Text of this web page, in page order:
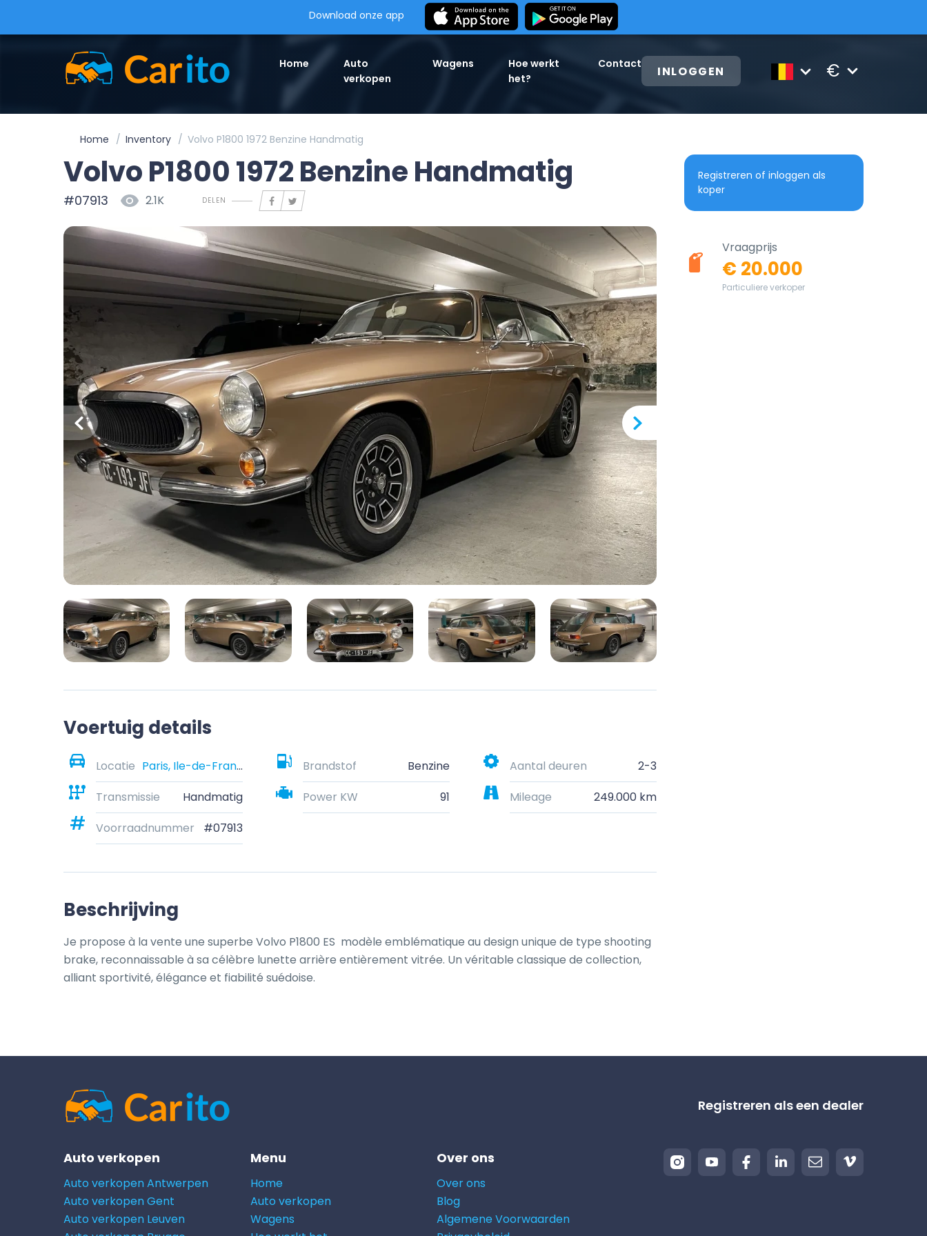
Download onze app
Home
Auto
verkopen
Wagens
Hoe werkt
het?
Contact INLOGGEN €
Home Inventory Volvo P1800 1972 Benzine Handmatig
Volvo P1800 1972 Benzine Handmatig
#07913 2.1K DELEN
Voertuig details
Locatie Paris, Ile-de-France, France Brandstof Benzine Aantal deuren
2-3
Transmissie
Handmatig Power KW 91 Mileage
249.000 km
Voorraadnummer
#07913
Beschrijving
Je propose à la vente une superbe Volvo P1800 ES  modèle emblématique au design unique de type shooting
brake, reconnaissable à sa célèbre lunette arrière entièrement vitrée. Un véritable classique de collection,
alliant sportivité, élégance et fiabilité suédoise.
Registreren of inloggen als
koper
Vraagprijs
€ 20.000
Particuliere verkoper
Registreren als een dealer
Auto verkopen
Auto verkopen Antwerpen
Auto verkopen Gent
Auto verkopen Leuven
Menu
Home
Auto verkopen
Wagens
Over ons
Over ons
Blog
Algemene Voorwaarden